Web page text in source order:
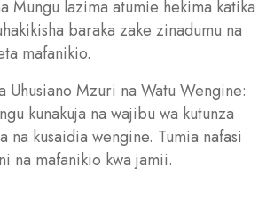
Mungu lazima atumie hekima katika
baraka zake zinadumu na
mafanikio.
Uhusiano Mzuri na Watu Wengine:
kunakuja na wajibu wa kutunza
na kusaidia wengine. Tumia nafasi
na mafanikio kwa jamii.